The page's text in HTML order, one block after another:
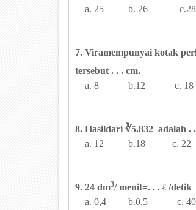
a. 25 b. 26
7. Viramempunyai kotak
tersebut . . . cm.
a. 8 b.12 c.
8. Hasildari ∛5.832 adalah .
a. 12 b.18 c.
9. 24 dm3/ menit=. . . ℓ /detik
a. 0,4 b.0,5 c.